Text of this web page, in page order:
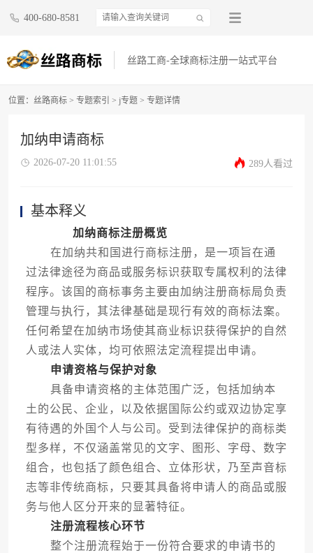
400-680-8581
丝路工商-全球商标注册一站式平台
位置： 丝路商标 > 专题索引 > j专题 > 专题详情
加纳申请商标
2026-07-20 11:01:55 289人看过
基本释义
加纳商标注册概览
在加纳共和国进行商标注册，是一项旨在通
过法律途径为商品或服务标识获取专属权利的法律
程序。该国的商标事务主要由加纳注册商标局负责
管理与执行，其法律基础是现行有效的商标法案。
任何希望在加纳市场使其商业标识获得保护的自然
人或法人实体，均可依照法定流程提出申请。
申请资格与保护对象
具备申请资格的主体范围广泛，包括加纳本
土的公民、企业，以及依据国际公约或双边协定享
有待遇的外国个人与公司。受到法律保护的商标类
型多样，不仅涵盖常见的文字、图形、字母、数字
组合，也包括了颜色组合、立体形状，乃至声音标
志等非传统商标，只要其具备将申请人的商品或服
务与他人区分开来的显著特征。
注册流程核心环节
整个注册流程始于一份符合要求的申请书的